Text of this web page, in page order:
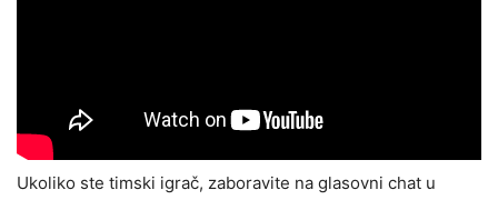
Ukoliko ste timski igrač, zaboravite na glasovni chat u